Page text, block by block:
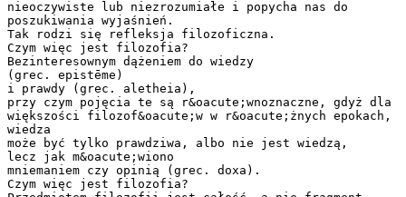
nieoczywiste lub niezrozumiałe i popycha nas do
poszukiwania wyjaśnień.
Tak rodzi się refleksja filozoficzna.
Czym więc jest filozofia?
Bezinteresownym dążeniem do wiedzy
(grec. epistēme)
i prawdy (grec. aletheia),
przy czym pojęcia te są r&oacute;wnoznaczne, gdyż dla
większości filozof&oacute;w w r&oacute;żnych epokach,
wiedza
może być tylko prawdziwa, albo nie jest wiedzą,
lecz jak m&oacute;wiono
mniemaniem czy opinią (grec. doxa).
Czym więc jest filozofia?